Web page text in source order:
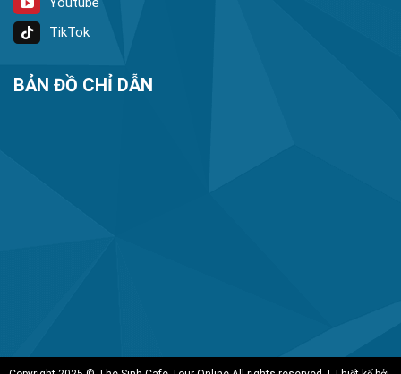
TikTok
BẢN ĐỒ CHỈ DẪN